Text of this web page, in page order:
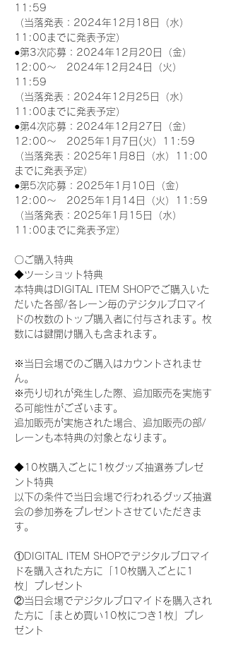
11:59
（当落発表：2024年12月18日（水）
11:00までに発表予定）
●第3次応募：2024年12月20日（金）
12:00～　2024年12月24日（火）
11:59
（当落発表：2024年12月25日（水）
11:00までに発表予定）
●第4次応募：2024年12月27日（金）
12:00～　2025年1月7日(火）11:59
（当落発表：2025年1月8日（水）11:00
までに発表予定）
●第5次応募：2025年1月10日（金）
12:00～　2025年1月14日（火）11:59
（当落発表：2025年1月15日（水）
11:00までに発表予定）
〇ご購入特典
◆ツーショット特典
本特典はDIGITAL ITEM SHOPでご購入いた
だいた各部/各レーン毎のデジタルブロマイ
ドの枚数のトップ購入者に付与されます。枚
数には鍵開け購入も含まれます。
※当日会場でのご購入はカウントされませ
ん。
※売り切れが発生した際、追加販売を実施す
る可能性がございます。
追加販売が実施された場合、追加販売の部/
レーンも本特典の対象となります。
◆10枚購入ごとに1枚グッズ抽選券プレゼ
ント特典
以下の条件で当日会場で行われるグッズ抽選
会の参加券をプレゼントさせていただきま
す。
①DIGITAL ITEM SHOPでデジタルブロマイ
ドを購入された方に「10枚購入ごとに1
枚」プレゼント
②当日会場でデジタルブロマイドを購入され
た方に「まとめ買い10枚につき1枚」プレ
ゼント